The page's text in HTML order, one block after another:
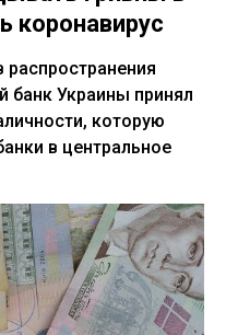
коронавирус
банк Украины принял
которую
в центральное